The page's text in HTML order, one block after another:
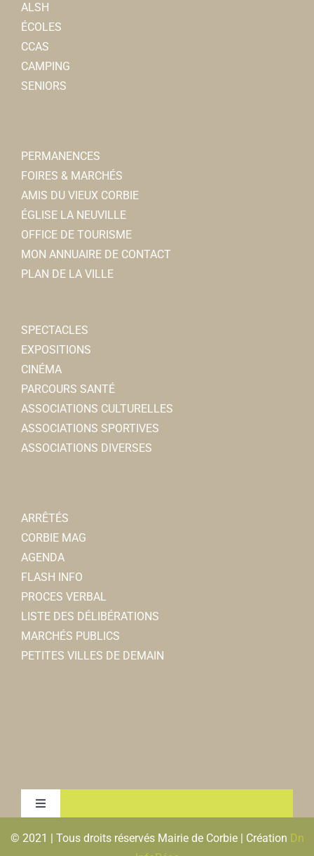
ALSH
ÉCOLES
CCAS
CAMPING
SENIORS
PERMANENCES
FOIRES & MARCHÉS
AMIS DU VIEUX CORBIE
ÉGLISE LA NEUVILLE
OFFICE DE TOURISME
MON ANNUAIRE DE CONTACT
PLAN DE LA VILLE
SPECTACLES
EXPOSITIONS
CINÉMA
PARCOURS SANTÉ
ASSOCIATIONS CULTURELLES
ASSOCIATIONS SPORTIVES
ASSOCIATIONS DIVERSES
ARRÊTÉS
CORBIE MAG
AGENDA
FLASH INFO
PROCES VERBAL
LISTE DES DÉLIBÉRATIONS
MARCHÉS PUBLICS
PETITES VILLES DE DEMAIN
Toggle
MENTIONS LEGALES & RGPD
© 2021 | Tous droits réservés Mairie de Corbie | Création Dn